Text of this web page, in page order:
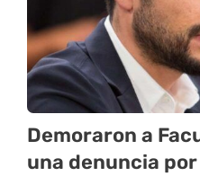
Demoraron a
una denuncia